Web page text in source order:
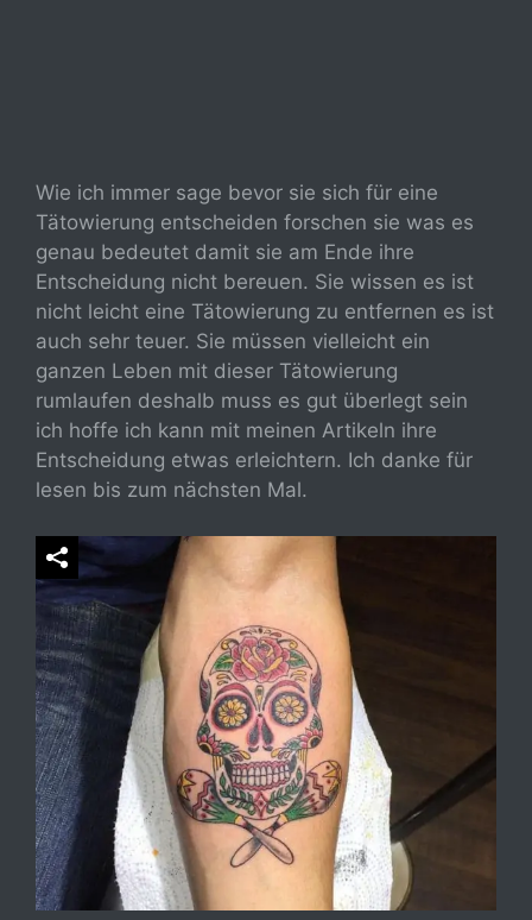
Wie ich immer sage bevor sie sich für eine
Tätowierung entscheiden forschen sie was es
genau bedeutet damit sie am Ende ihre
Entscheidung nicht bereuen. Sie wissen es ist
nicht leicht eine Tätowierung zu entfernen es ist
auch sehr teuer. Sie müssen vielleicht ein
ganzen Leben mit dieser Tätowierung
rumlaufen deshalb muss es gut überlegt sein
ich hoffe ich kann mit meinen Artikeln ihre
Entscheidung etwas erleichtern. Ich danke für
lesen bis zum nächsten Mal.